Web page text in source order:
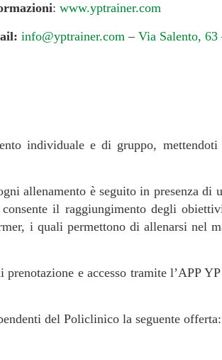
: www.yptrainer.com
info@yptrainer.com – Via Salento, 63
individuale e di gruppo,
allenamento è seguito in presenza di
il raggiungimento degli
i quali permettono di allenarsi nel
e accesso tramite l’APP
del Policlinico la seguente offerta: